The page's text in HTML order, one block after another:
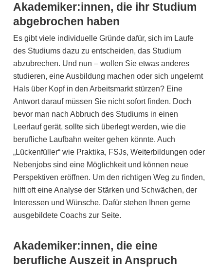
Akademiker:innen, die ihr Studium
abgebrochen haben
Es gibt viele individuelle Gründe dafür, sich im Laufe
des Studiums dazu zu entscheiden, das Studium
abzubrechen. Und nun – wollen Sie etwas anderes
studieren, eine Ausbildung machen oder sich ungelernt
Hals über Kopf in den Arbeitsmarkt stürzen? Eine
Antwort darauf müssen Sie nicht sofort finden. Doch
bevor man nach Abbruch des Studiums in einen
Leerlauf gerät, sollte sich überlegt werden, wie die
berufliche Laufbahn weiter gehen könnte. Auch
„Lückenfüller“ wie Praktika, FSJs, Weiterbildungen oder
Nebenjobs sind eine Möglichkeit und können neue
Perspektiven eröffnen. Um den richtigen Weg zu finden,
hilft oft eine Analyse der Stärken und Schwächen, der
Interessen und Wünsche. Dafür stehen Ihnen gerne
ausgebildete Coachs zur Seite.
Akademiker:innen, die eine
berufliche Auszeit in Anspruch